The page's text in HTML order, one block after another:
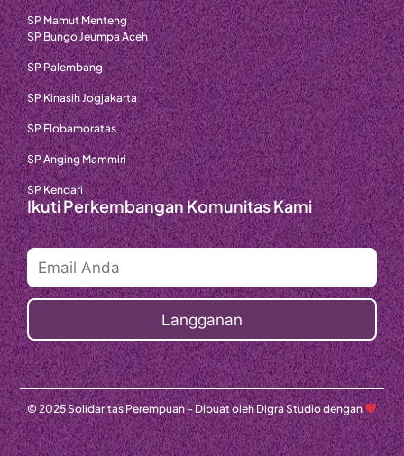
SP Mamut Menteng
SP Bungo Jeumpa Aceh
SP Palembang
SP Kinasih Jogjakarta
SP Flobamoratas
SP Anging Mammiri
SP Kendari
Ikuti Perkembangan Komunitas Kami
© 2025 Solidaritas Perempuan – Dibuat oleh Digra Studio dengan